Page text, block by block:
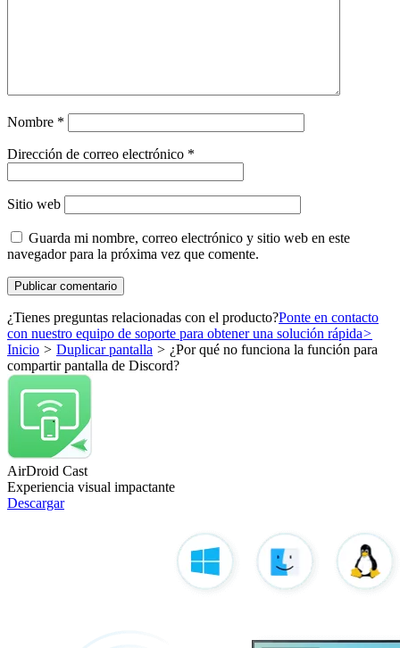
Nombre *
Dirección de correo electrónico *
Sitio web
Guarda mi nombre, correo electrónico y sitio web en este
navegador para la próxima vez que comente.
¿Tienes preguntas relacionadas con el producto?Ponte en contacto
con nuestro equipo de soporte para obtener una solución rápida>
Inicio > Duplicar pantalla > ¿Por qué no funciona la función para
compartir pantalla de Discord?
AirDroid Cast
Experiencia visual impactante
Descargar